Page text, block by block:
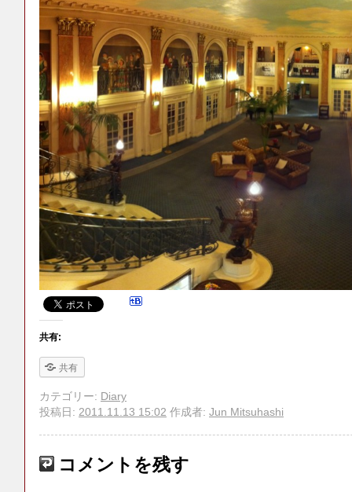
共有:
共有
カテゴリー: Diary
投稿日: 2011.11.13 15:02 作成者: Jun Mitsuhashi
コメントを残す